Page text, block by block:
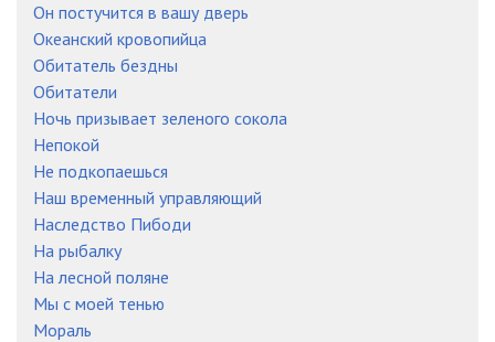
Он постучится в вашу дверь
Океанский кровопийца
Обитатель бездны
Обитатели
Ночь призывает зеленого сокола
Непокой
Не подкопаешься
Наш временный управляющий
Наследство Пибоди
На рыбалку
На лесной поляне
Мы с моей тенью
Мораль